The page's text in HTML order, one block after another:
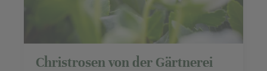
Christrosen von der Gärtnerei